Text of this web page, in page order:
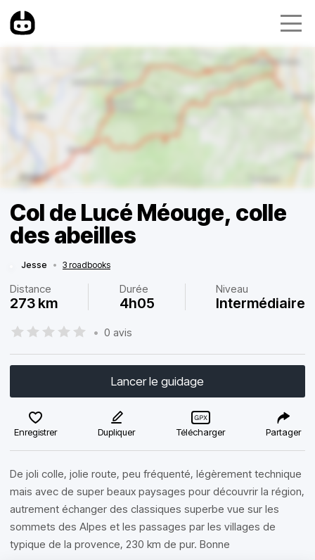
Col de Lucé Méouge, colle
des abeilles
Jesse • 3 roadbooks
Distance
273 km
Durée
4h05
Niveau
Intermédiaire
• 0 avis
Lancer le guidage
Enregistrer Dupliquer Télécharger Partager
De joli colle, jolie route, peu fréquenté, légèrement technique
mais avec de super beaux paysages pour découvrir la région,
autrement échanger des classiques superbe vue sur les
sommets des Alpes et les passages par les villages de
typique de la provence, 230 km de pur. Bonne